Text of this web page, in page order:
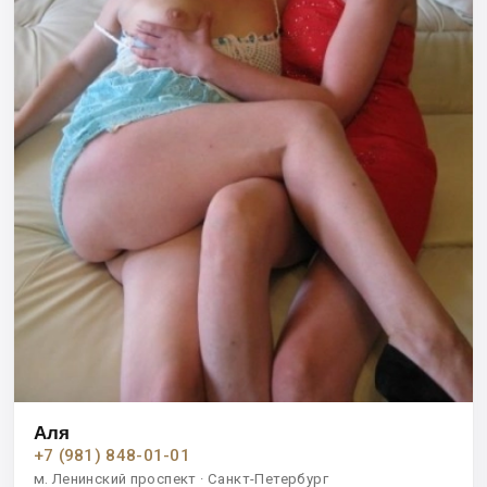
Аля
+7 (981) 848-01-01
м. Ленинский проспект · Санкт-Петербург